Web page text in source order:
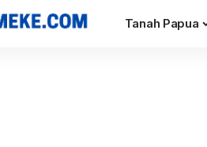
Tanah Papua